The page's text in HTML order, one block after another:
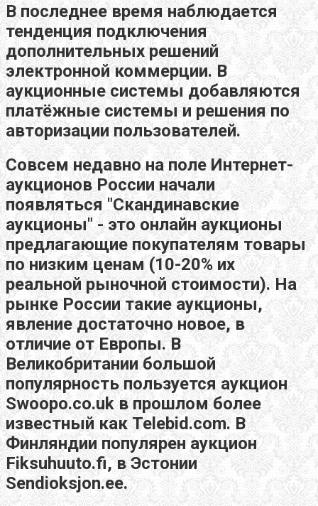
В последнее время наблюдается
тенденция подключения
дополнительных решений
электронной коммерции. В
аукционные системы добавляются
платёжные системы и решения по
авторизации пользователей.
Совсем недавно на поле Интернет-
аукционов России начали
появляться "Скандинавские
аукционы" - это онлайн аукционы
предлагающие покупателям товары
по низким ценам (10-20% их
реальной рыночной стоимости). На
рынке России такие аукционы,
явление достаточно новое, в
отличие от Европы. В
Великобритании большой
популярность пользуется аукцион
Swoopo.co.uk в прошлом более
известный как Telebid.com. В
Финляндии популярен аукцион
Fiksuhuuto.fi, в Эстонии
Sendioksjon.ee.